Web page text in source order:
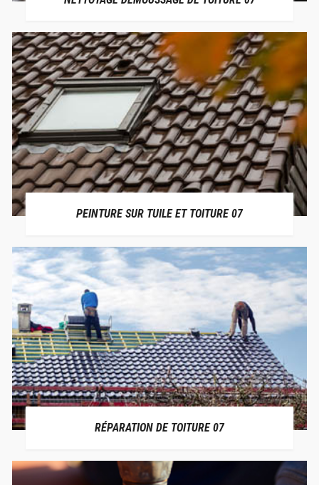
PEINTURE SUR TUILE ET TOITURE 07
RÉPARATION DE TOITURE 07